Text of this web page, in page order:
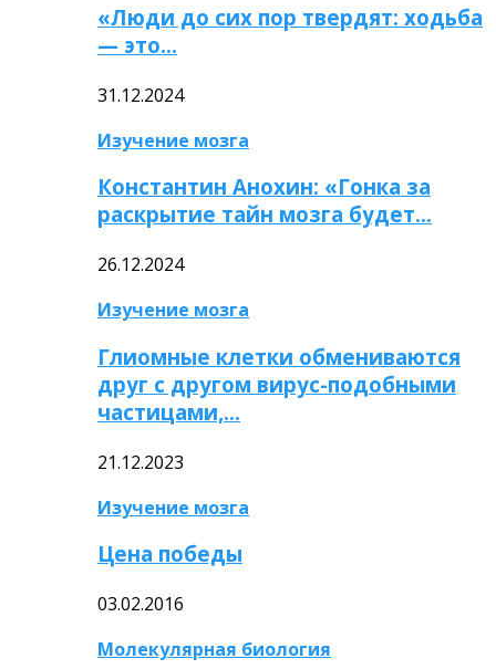
«Люди до сих пор твердят: ходьба
— это…
31.12.2024
Изучение мозга
Константин Анохин: «Гонка за
раскрытие тайн мозга будет…
26.12.2024
Изучение мозга
Глиомные клетки обмениваются
друг с другом вирус-подобными
частицами,…
21.12.2023
Изучение мозга
Цена победы
03.02.2016
Молекулярная биология